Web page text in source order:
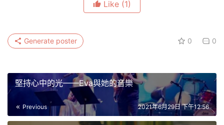
Like (1)
0 0
Generate poster
堅持心中的光——Eva與她的音樂
Previous 2021年6月29日 下午12:56